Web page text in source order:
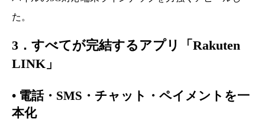
た。
3．すべてが完結するアプリ「Rakuten
LINK」
• 電話・SMS・チャット・ペイメントを一
本化